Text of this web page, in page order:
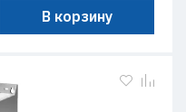
В корзину